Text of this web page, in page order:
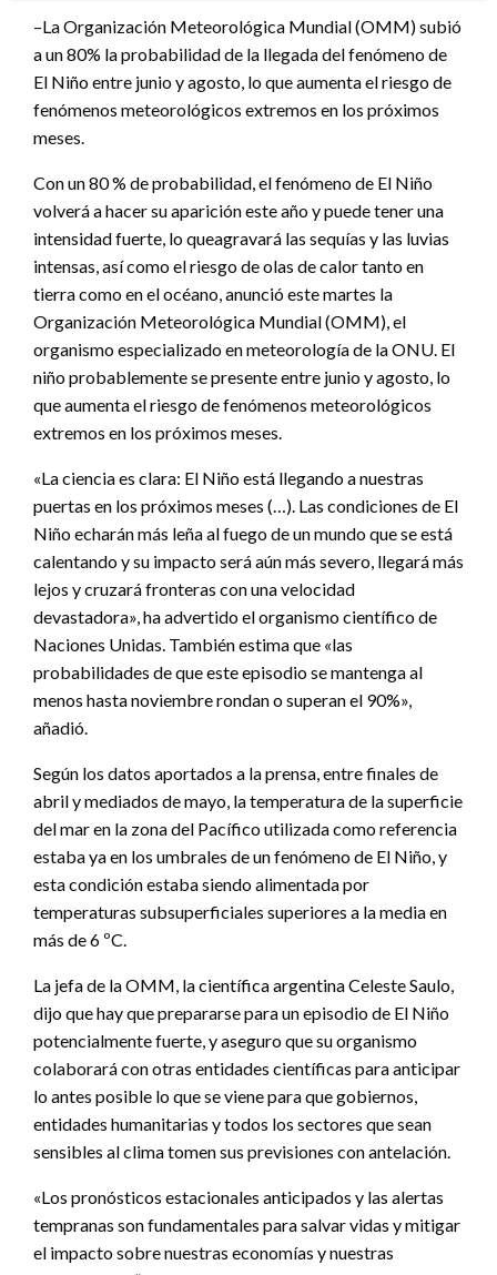
–La Organización Meteorológica Mundial (OMM) subió
a un 80% la probabilidad de la llegada del fenómeno de
El Niño entre junio y agosto, lo que aumenta el riesgo de
fenómenos meteorológicos extremos en los próximos
meses.
Con un 80 % de probabilidad, el fenómeno de El Niño
volverá a hacer su aparición este año y puede tener una
intensidad fuerte, lo queagravará las sequías y las luvias
intensas, así como el riesgo de olas de calor tanto en
tierra como en el océano, anunció este martes la
Organización Meteorológica Mundial (OMM), el
organismo especializado en meteorología de la ONU. El
niño probablemente se presente entre junio y agosto, lo
que aumenta el riesgo de fenómenos meteorológicos
extremos en los próximos meses.
«La ciencia es clara: El Niño está llegando a nuestras
puertas en los próximos meses (…). Las condiciones de El
Niño echarán más leña al fuego de un mundo que se está
calentando y su impacto será aún más severo, llegará más
lejos y cruzará fronteras con una velocidad
devastadora», ha advertido el organismo científico de
Naciones Unidas. También estima que «las
probabilidades de que este episodio se mantenga al
menos hasta noviembre rondan o superan el 90%»,
añadió.
Según los datos aportados a la prensa, entre finales de
abril y mediados de mayo, la temperatura de la superficie
del mar en la zona del Pacífico utilizada como referencia
estaba ya en los umbrales de un fenómeno de El Niño, y
esta condición estaba siendo alimentada por
temperaturas subsuperficiales superiores a la media en
más de 6 ºC.
La jefa de la OMM, la científica argentina Celeste Saulo,
dijo que hay que prepararse para un episodio de El Niño
potencialmente fuerte, y aseguro que su organismo
colaborará con otras entidades científicas para anticipar
lo antes posible lo que se viene para que gobiernos,
entidades humanitarias y todos los sectores que sean
sensibles al clima tomen sus previsiones con antelación.
«Los pronósticos estacionales anticipados y las alertas
tempranas son fundamentales para salvar vidas y mitigar
el impacto sobre nuestras economías y nuestras